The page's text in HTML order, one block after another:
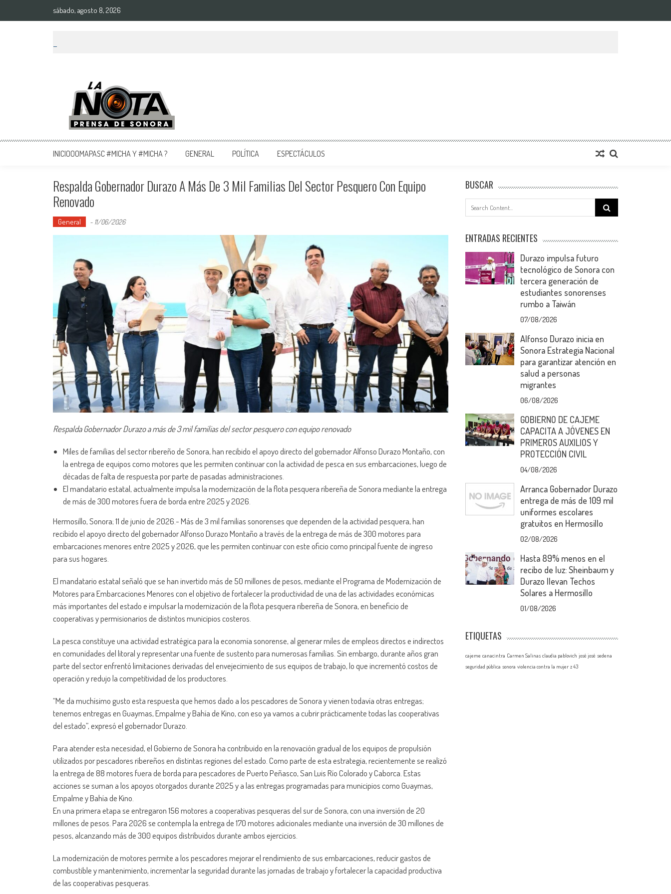
sábado, agosto 8, 2026
La Nota Prensa De Sonora
Noticias del día
INICIOOOMAPASC #MICHA Y #MICHA ? GENERAL POLÍTICA ESPECTÁCULOS
Respalda Gobernador Durazo A Más De 3 Mil Familias Del Sector Pesquero Con Equipo
Renovado
General - 11/06/2026
Respalda Gobernador Durazo a más de 3 mil familias del sector pesquero con equipo renovado
Miles de familias del sector ribereño de Sonora, han recibido el apoyo directo del gobernador Alfonso Durazo Montaño, con
la entrega de equipos como motores que les permiten continuar con la actividad de pesca en sus embarcaciones, luego de
décadas de falta de respuesta por parte de pasadas administraciones.
El mandatario estatal, actualmente impulsa la modernización de la flota pesquera ribereña de Sonora mediante la entrega
de más de 300 motores fuera de borda entre 2025 y 2026.
Hermosillo, Sonora; 11 de junio de 2026.- Más de 3 mil familias sonorenses que dependen de la actividad pesquera, han
recibido el apoyo directo del gobernador Alfonso Durazo Montaño a través de la entrega de más de 300 motores para
embarcaciones menores entre 2025 y 2026, que les permiten continuar con este oficio como principal fuente de ingreso
para sus hogares.
El mandatario estatal señaló que se han invertido más de 50 millones de pesos, mediante el Programa de Modernización de
Motores para Embarcaciones Menores con el objetivo de fortalecer la productividad de una de las actividades económicas
más importantes del estado e impulsar la modernización de la flota pesquera ribereña de Sonora, en beneficio de
cooperativas y permisionarios de distintos municipios costeros.
La pesca constituye una actividad estratégica para la economía sonorense, al generar miles de empleos directos e indirectos
en comunidades del litoral y representar una fuente de sustento para numerosas familias. Sin embargo, durante años gran
parte del sector enfrentó limitaciones derivadas del envejecimiento de sus equipos de trabajo, lo que incrementó costos de
operación y redujo la competitividad de los productores.
“Me da muchísimo gusto esta respuesta que hemos dado a los pescadores de Sonora y vienen todavía otras entregas;
tenemos entregas en Guaymas, Empalme y Bahía de Kino, con eso ya vamos a cubrir prácticamente todas las cooperativas
del estado”, expresó el gobernador Durazo.
Para atender esta necesidad, el Gobierno de Sonora ha contribuido en la renovación gradual de los equipos de propulsión
utilizados por pescadores ribereños en distintas regiones del estado. Como parte de esta estrategia, recientemente se realizó
la entrega de 88 motores fuera de borda para pescadores de Puerto Peñasco, San Luis Río Colorado y Caborca. Estas
acciones se suman a los apoyos otorgados durante 2025 y a las entregas programadas para municipios como Guaymas,
Empalme y Bahía de Kino.
En una primera etapa se entregaron 156 motores a cooperativas pesqueras del sur de Sonora, con una inversión de 20
millones de pesos. Para 2026 se contempla la entrega de 170 motores adicionales mediante una inversión de 30 millones de
pesos, alcanzando más de 300 equipos distribuidos durante ambos ejercicios.
La modernización de motores permite a los pescadores mejorar el rendimiento de sus embarcaciones, reducir gastos de
combustible y mantenimiento, incrementar la seguridad durante las jornadas de trabajo y fortalecer la capacidad productiva
de las cooperativas pesqueras.
BUSCAR
Search
for:
ENTRADAS RECIENTES
Durazo impulsa futuro
tecnológico de Sonora con
tercera generación de
estudiantes sonorenses
rumbo a Taiwán
07/08/2026
Alfonso Durazo inicia en
Sonora Estrategia Nacional
para garantizar atención en
salud a personas
migrantes
06/08/2026
GOBIERNO DE CAJEME
CAPACITA A JÓVENES EN
PRIMEROS AUXILIOS Y
PROTECCIÓN CIVIL
04/08/2026
Arranca Gobernador Durazo
entrega de más de 109 mil
uniformes escolares
gratuitos en Hermosillo
02/08/2026
Hasta 89% menos en el
recibo de luz: Sheinbaum y
Durazo llevan Techos
Solares a Hermosillo
01/08/2026
ETIQUETAS
cajeme canacintra Carmen Salinas claudia pablovich josé josé sedena
seguridad pública sonora violencia contra la mujer z 43